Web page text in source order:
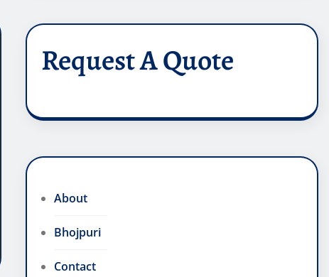
Request A Quote
About
Bhojpuri
Contact